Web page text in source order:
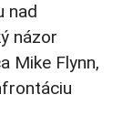
nad
názor
Mike Flynn,